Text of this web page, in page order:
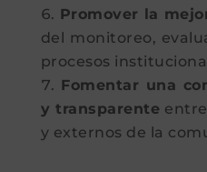
Promover la
del monitoreo,
procesos
Fomentar una
y transparente
y externos de la